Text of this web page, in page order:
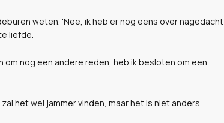
weten. 'Nee, ik heb er nog eens over nagedacht
liefde.
nog een andere reden, heb ik besloten om een
het wel jammer vinden, maar het is niet anders.